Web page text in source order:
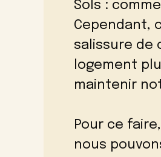
Sols :
Cependant,
salissure de
logement
maintenir
Pour ce
nous